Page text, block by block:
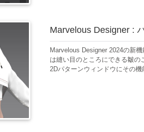
Marvelous Designer :
Marvelous Designer 2024の新
は縫い目のところにできる皺の
2Dパターンウィンドウにその